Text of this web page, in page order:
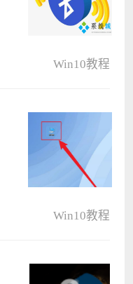
Win10教程
Win10教程